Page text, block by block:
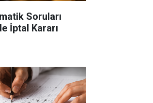
Soruları
İptal Kararı